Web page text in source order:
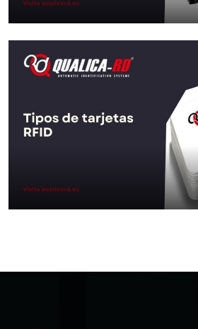
Comment choisir un
industriel: guide 2026